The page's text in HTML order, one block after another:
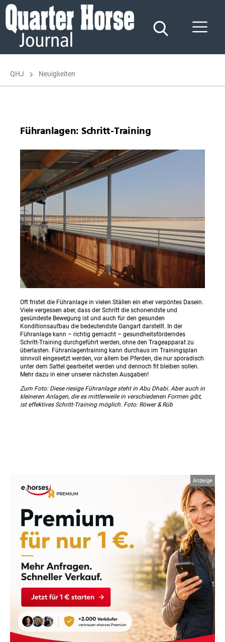
Quarter
Horse
Journal
QHJ Neuigkeiten
Führanlagen: Schritt-Training
Oft fristet die Führanlage in vielen Ställen ein eher verpöntes Dasein.
Viele vergessen aber, dass der Schritt die schonendste und
gesündeste Bewegung ist und auch für den gesunden
Konditionsaufbau die bedeutendste Gangart darstellt. In der
Führanlage kann – richtig gemacht – gesundheitsförderndes
Schritt-Training durchgeführt werden, ohne den Trageapparat zu
überlasten. Führanlagentraining kann durchaus im Trainingsplan
sinnvoll eingesetzt werden, vor allem bei Pferden, die nur sporadisch
unter dem Sattel gearbeitet werden und dennoch fit bleiben sollen.
Mehr dazu in einer unserer nächsten Ausgaben!
Zum Foto: Diese riesige Führanlage steht in Abu Dhabi. Aber auch in
kleineren Anlagen, die es mittlerweile in verschiedenen Formen gibt,
ist effektives Schritt-Training möglich. Foto: Röwer & Rüb